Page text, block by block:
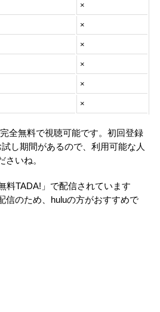
×
×
×
×
×
×
全無料で視聴可能です。初回登録
し期間があるので、利用可能な人
さいね。
料TADA!」で配信されています
信のため、huluの方がおすすめで